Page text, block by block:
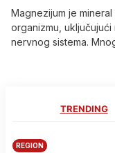
Magnezijum je
organizmu,
nervnog sistema.
TRENDING
REGION